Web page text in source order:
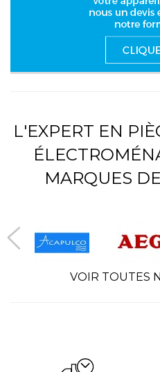
L'EXPERT EN
MARQUES
VOIR TOUTES